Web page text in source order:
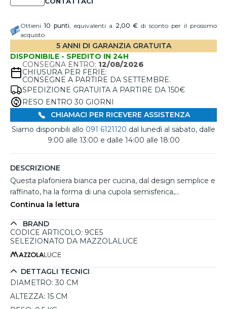
Ottieni 10 punti, equivalenti a 2,00 € di sconto per il prossimo
acquisto
5 ANNI DI GARANZIA GRATUITA
DISPONIBILE - SPEDITO IN 24H
CONSEGNA ENTRO: 12/08/2026
CHIUSURA PER FERIE:
CONSEGNE A PARTIRE DA SETTEMBRE.
SPEDIZIONE GRATUITA A PARTIRE DA 150€
RESO ENTRO 30 GIORNI
CHIAMACI PER RICEVERE ASSISTENZA
Siamo disponibili allo 091 6121120 dal lunedì al sabato, dalle
9:00 alle 13:00 e dalle 14:00 alle 18:00
DESCRIZIONE
Questa plafoniera bianca per cucina, dal design semplice e
raffinato, ha la forma di una cupola semisferica,
caratterizzata da una curvatura armoniosa. Realizzata in
tempo, mentre la finitura bianca opaca si adatta
perfettamente a contesti contemporanei e minimalisti.
tonalità della luce in base alle proprie esigenze. Perfetta
per chi cerca una soluzione luminosa elegante e
funzionale.
Continua la lettura
BRAND
CODICE ARTICOLO: 9CE5
SELEZIONATO DA MAZZOLALUCE
DETTAGLI TECNICI
DIAMETRO: 30 CM
ALTEZZA: 15 CM